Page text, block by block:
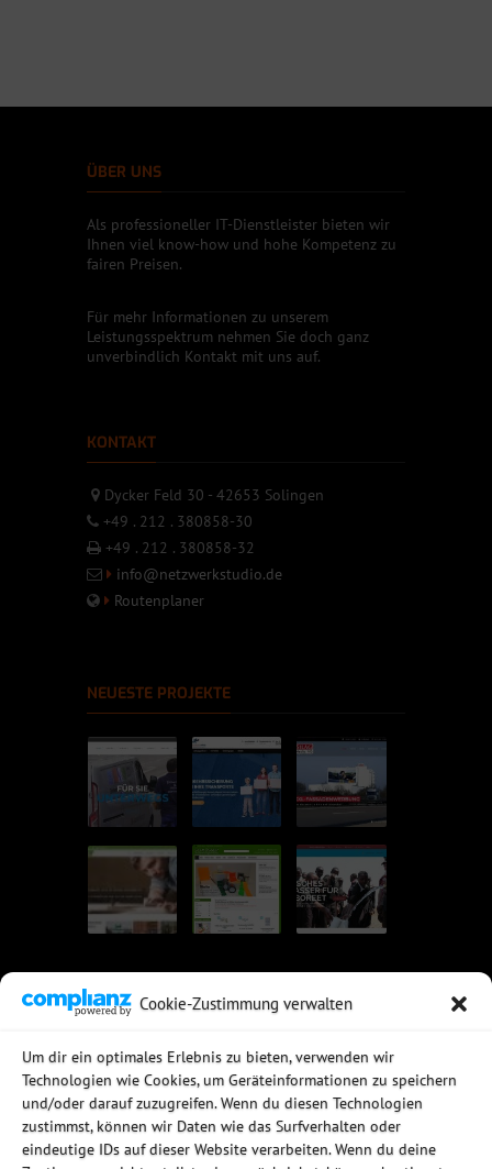
Cookie-Zustimmung verwalten
Um dir ein optimales Erlebnis zu bieten, verwenden wir
Technologien wie Cookies, um Geräteinformationen zu speichern
und/oder darauf zuzugreifen. Wenn du diesen Technologien
zustimmst, können wir Daten wie das Surfverhalten oder
eindeutige IDs auf dieser Website verarbeiten. Wenn du deine
ÜBER UNS
Als professioneller IT-Dienstleister bieten wir
Ihnen viel know-how und hohe Kompetenz zu
fairen Preisen.
Für mehr Informationen zu unserem
Leistungsspektrum nehmen Sie doch ganz
unverbindlich Kontakt mit uns auf.
KONTAKT
Dycker Feld 30 - 42653 Solingen
+49 . 212 . 380858-30
+49 . 212 . 380858-32
info@netzwerkstudio.de
Routenplaner
NEUESTE PROJEKTE
Rechtssichere Email-Archivierung
MDaemon Mail- & Groupwareserver
Virtualisierung mit vmWare
Sophos UTM - Mehr als eine Firewall